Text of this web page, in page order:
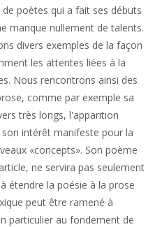
poètes qui a fait ses débuts
manque nullement de talents.
divers exemples de la façon
les attentes liées à la
Nous rencontrons ainsi des
comme par exemple sa
très longs, l'apparition
intérêt manifeste pour la
«concepts». Son poème
ne servira pas seulement
étendre la poésie à la prose
peut être ramené à
particulier au fondement de